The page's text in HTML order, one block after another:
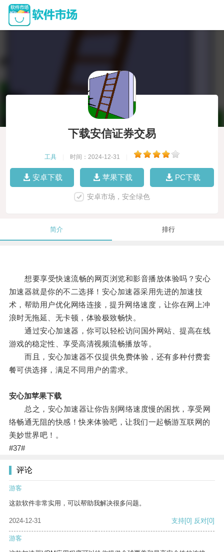
下载安信证券交易
工具 时间：2024-12-31
安卓下载 苹果下载 PC下载
安卓市场，安全绿色
简介 排行
想要享受快速流畅的网页浏览和影音播放体验吗？安心
加速器就是你的不二选择！安心加速器采用先进的加速技
术，帮助用户优化网络连接，提升网络速度，让你在网上冲
浪时无拖延、无卡顿，体验极致畅快。
通过安心加速器，你可以轻松访问国外网站、提高在线
游戏的稳定性、享受高清视频流畅播放等。
而且，安心加速器不仅提供免费体验，还有多种付费套
餐可供选择，满足不同用户的需求。
安心加苹果下载
总之，安心加速器让你告别网络速度慢的困扰，享受网
络畅通无阻的快感！快来体验吧，让我们一起畅游互联网的
美妙世界吧！。
#37#
评论
游客
这款软件非常实用，可以帮助我解决很多问题。
2024-12-31 支持[0] 反对[0]
游客